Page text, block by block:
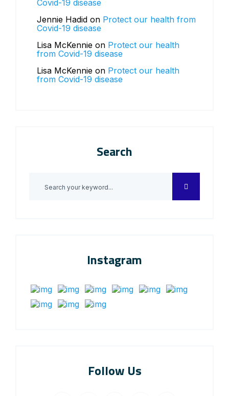
Covid-19 disease
Jennie Hadid on Protect our health from
Covid-19 disease
Lisa McKennie on Protect our health
from Covid-19 disease
Lisa McKennie on Protect our health
from Covid-19 disease
Search
Instagram
Follow Us